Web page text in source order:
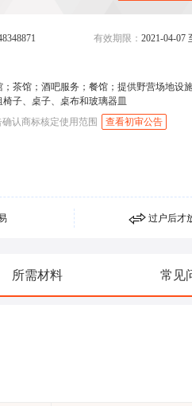
有效期限： 2021-04-07
茶馆；酒吧服务；餐馆；提供野营场地设
子、桌子、桌布和玻璃器皿
认商标核定使用范围 查看初审公告
过户后才
所需材料 常见